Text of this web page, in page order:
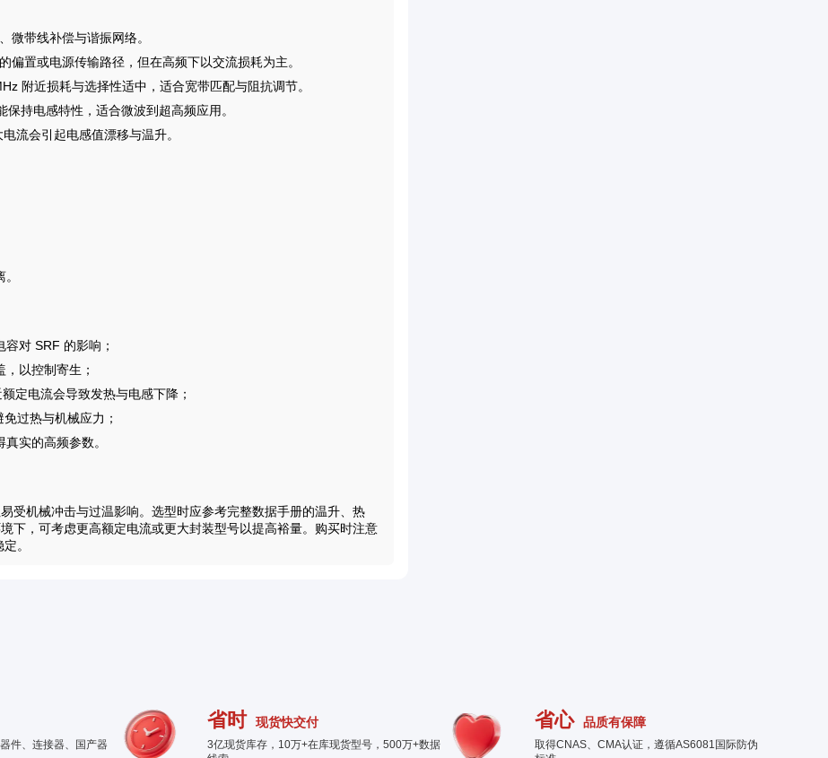
微带线补偿与谐振网络。
置或电源传输路径，但在高频下以交流损耗为主。
附近损耗与选择性适中，适合宽带匹配与阻抗调节。
持电感特性，适合微波到超高频应用。
流会引起电感值漂移与温升。
对 SRF 的影响；
以控制寄生；
定电流会导致发热与电感下降；
过热与机械应力；
实的高频参数。
受机械冲击与过温影响。选型时应参考完整数据手册的温升、热
下，可考虑更高额定电流或更大封装型号以提高裕量。购买时注意
。
件、连接器、国产器
省时 现货快交付
3亿现货库存，10万+在库现货型号，500万+数据
省心 品质有保障
取得CNAS、CMA认证，遵循AS6081国际防伪